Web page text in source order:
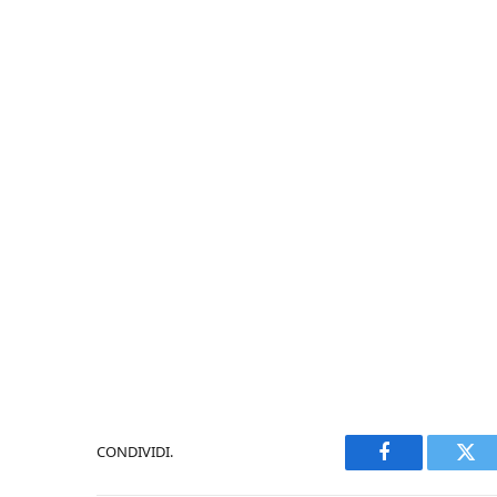
CONDIVIDI.
Facebook